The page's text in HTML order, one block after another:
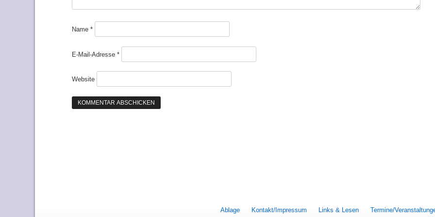
Name *
E-Mail-Adresse *
Website
Ablage Kontakt/Impressum Links & Lesen Termine/